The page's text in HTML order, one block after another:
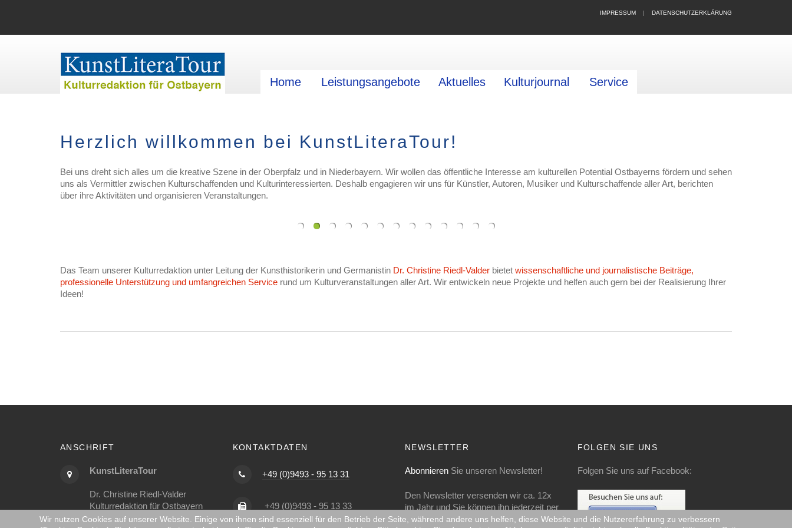
IMPRESSUM | DATENSCHUTZERKLÄRUNG
Home Leistungsangebote Aktuelles Kulturjournal Service
Herzlich willkommen bei KunstLiteraTour!
Bei uns dreht sich alles um die kreative Szene in der Oberpfalz und in Niederbayern. Wir wollen das öffentliche Interesse am kulturellen Potential Ostbayerns fördern und sehen
uns als Vermittler zwischen Kulturschaffenden und Kulturinteressierten. Deshalb engagieren wir uns für Künstler, Autoren, Musiker und Kulturschaffende aller Art, berichten
über ihre Aktivitäten und organisieren Veranstaltungen.
Das Team unserer Kulturredaktion unter Leitung der Kunsthistorikerin und Germanistin Dr. Christine Riedl-Valder bietet wissenschaftliche und journalistische Beiträge,
professionelle Unterstützung und umfangreichen Service rund um Kulturveranstaltungen aller Art. Wir entwickeln neue Projekte und helfen auch gern bei der Realisierung Ihrer
Ideen!
ANSCHRIFT
KunstLiteraTour
Dr. Christine Riedl-Valder
Kulturredaktion für Ostbayern
Kugelbergweg 8
KONTAKTDATEN
+49 (0)9493 - 95 13 31
+49 (0)9493 - 95 13 33
NEWSLETTER
Abonnieren Sie unseren Newsletter!
Den Newsletter versenden wir ca. 12x
im Jahr und Sie können ihn jederzeit per
Mausklick wieder abbestellen.
FOLGEN SIE UNS
Folgen Sie uns auf Facebook:
Wir nutzen Cookies auf unserer Website. Einige von ihnen sind essenziell für den Betrieb der Seite, während andere uns helfen, diese Website und die Nutzererfahrung zu verbessern